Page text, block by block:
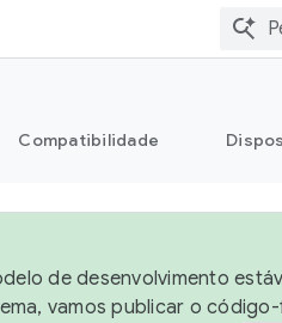
Compatibilidade
de desenvolvimento
vamos publicar o